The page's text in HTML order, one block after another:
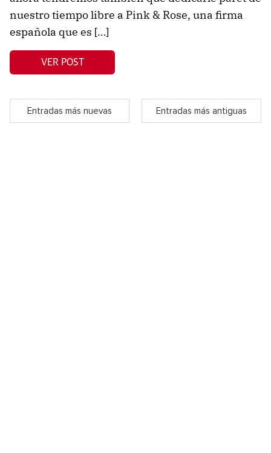
nuestro tiempo libre a Pink & Rose, una firma
española que es […]
VER POST
Entradas más nuevas Entradas más antiguas